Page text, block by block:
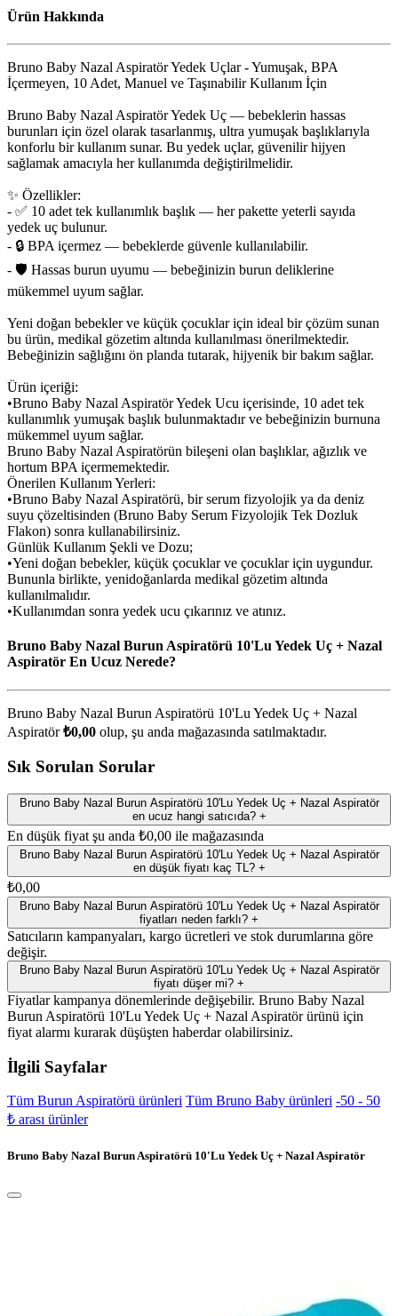
Ürün Hakkında
Bruno Baby Nazal Aspiratör Yedek Uçlar - Yumuşak, BPA
İçermeyen, 10 Adet, Manuel ve Taşınabilir Kullanım İçin
Bruno Baby Nazal Aspiratör Yedek Uç — bebeklerin hassas
burunları için özel olarak tasarlanmış, ultra yumuşak başlıklarıyla
konforlu bir kullanım sunar. Bu yedek uçlar, güvenilir hijyen
sağlamak amacıyla her kullanımda değiştirilmelidir.
✨ Özellikler:
- ✅ 10 adet tek kullanımlık başlık — her pakette yeterli sayıda
yedek uç bulunur.
- 🔒 BPA içermez — bebeklerde güvenle kullanılabilir.
- 🛡 Hassas burun uyumu — bebeğinizin burun deliklerine
mükemmel uyum sağlar.
Yeni doğan bebekler ve küçük çocuklar için ideal bir çözüm sunan
bu ürün, medikal gözetim altında kullanılması önerilmektedir.
Bebeğinizin sağlığını ön planda tutarak, hijyenik bir bakım sağlar.
Ürün içeriği:
•Bruno Baby Nazal Aspiratör Yedek Ucu içerisinde, 10 adet tek
kullanımlık yumuşak başlık bulunmaktadır ve bebeğinizin burnuna
mükemmel uyum sağlar.
Bruno Baby Nazal Aspiratörün bileşeni olan başlıklar, ağızlık ve
hortum BPA içermemektedir.
Önerilen Kullanım Yerleri:
•Bruno Baby Nazal Aspiratörü, bir serum fizyolojik ya da deniz
suyu çözeltisinden (Bruno Baby Serum Fizyolojik Tek Dozluk
Flakon) sonra kullanabilirsiniz.
Günlük Kullanım Şekli ve Dozu;
•Yeni doğan bebekler, küçük çocuklar ve çocuklar için uygundur.
Bununla birlikte, yenidoğanlarda medikal gözetim altında
kullanılmalıdır.
•Kullanımdan sonra yedek ucu çıkarınız ve atınız.
Bruno Baby Nazal Burun Aspiratörü 10'Lu Yedek Uç + Nazal
Aspiratör En Ucuz Nerede?
Bruno Baby Nazal Burun Aspiratörü 10'Lu Yedek Uç + Nazal
Aspiratör₺0,00 olup, şu anda mağazasında satılmaktadır.
Sık Sorulan Sorular
Bruno Baby Nazal Burun Aspiratörü 10'Lu Yedek Uç + Nazal Aspiratör
en ucuz hangi satıcıda? +
En düşük fiyat şu anda ₺0,00 ile mağazasında
Bruno Baby Nazal Burun Aspiratörü 10'Lu Yedek Uç + Nazal Aspiratör
en düşük fiyatı kaç TL? +
₺0,00
Bruno Baby Nazal Burun Aspiratörü 10'Lu Yedek Uç + Nazal Aspiratör
fiyatları neden farklı? +
Satıcıların kampanyaları, kargo ücretleri ve stok durumlarına göre
değişir.
Bruno Baby Nazal Burun Aspiratörü 10'Lu Yedek Uç + Nazal Aspiratör
fiyatı düşer mi? +
Fiyatlar kampanya dönemlerinde değişebilir. Bruno Baby Nazal
Burun Aspiratörü 10'Lu Yedek Uç + Nazal Aspiratör ürünü için
fiyat alarmı kurarak düşüşten haberdar olabilirsiniz.
İlgili Sayfalar
Tüm Burun Aspiratörü ürünleri Tüm Bruno Baby ürünleri -50 - 50
₺ arası ürünler
Bruno Baby Nazal Burun Aspiratörü 10'Lu Yedek Uç + Nazal Aspiratör